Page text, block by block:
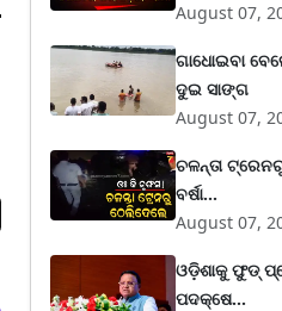
August 07,
ଗାଧୋଇବା
ଦୁଇ ସାଙ୍ଗ
August 07,
ଚଳନ୍ତା
ବର୍ଷା...
August 07,
ଓଡ଼ିଶାକୁ ଫୁଡ୍
ପଦକ୍ଷେ...